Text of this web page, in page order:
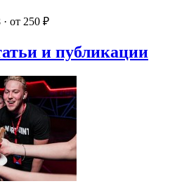
от 250 ₽
и публикации